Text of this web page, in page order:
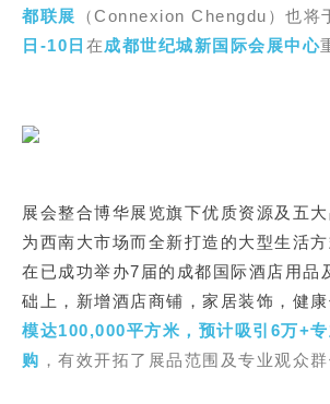
都联展 （Connexion Chengdu）也将
日-10日 在成都世纪城新国际会展中心
展会整合博华展览旗下优质资源及五
为西南大市场而全新打造的大型生活方
在已成功举办7届的成都国际酒店用品
础上，新增酒店商铺，家居装饰，健康
模达100,000平方米，预计吸引6万+
购 ，有效开拓了展品范围及专业观众群